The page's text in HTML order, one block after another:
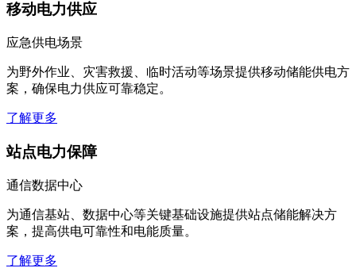
移动电力供应
应急供电场景
为野外作业、灾害救援、临时活动等场景提供移动储能供电方
案，确保电力供应可靠稳定。
了解更多
站点电力保障
通信数据中心
为通信基站、数据中心等关键基础设施提供站点储能解决方
案，提高供电可靠性和电能质量。
了解更多